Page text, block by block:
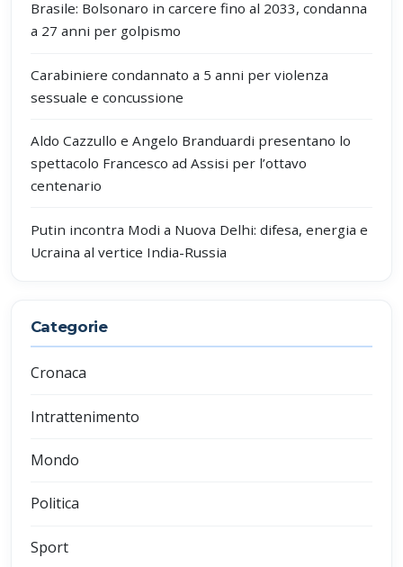
Brasile: Bolsonaro in carcere fino al 2033, condanna
a 27 anni per golpismo
Carabiniere condannato a 5 anni per violenza
sessuale e concussione
Aldo Cazzullo e Angelo Branduardi presentano lo
spettacolo Francesco ad Assisi per l’ottavo
centenario
Putin incontra Modi a Nuova Delhi: difesa, energia e
Ucraina al vertice India-Russia
Categorie
Cronaca
Intrattenimento
Mondo
Politica
Sport